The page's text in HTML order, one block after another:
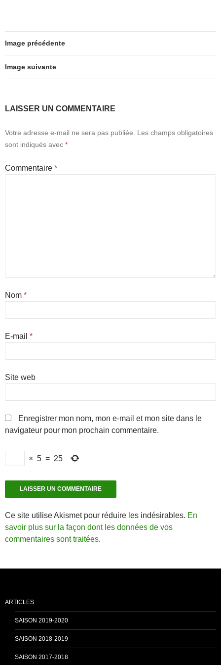
k
e
b
o
o
o
d
o
n
g
er
Image précédente
Image suivante
LAISSER UN COMMENTAIRE
Votre adresse e-mail ne sera pas publiée.
Les champs obligatoires
sont indiqués avec *
Commentaire *
Nom *
E-mail *
Site web
Enregistrer mon nom, mon e-mail et mon site dans le
navigateur pour mon prochain commentaire.
× 5 = 25
Ce site utilise Akismet pour réduire les indésirables. En
savoir plus sur la façon dont les données de vos
commentaires sont traitées.
ARTICLES
SAISON 2019-2020
SAISON 2018-2019
SAISON 2017-2018